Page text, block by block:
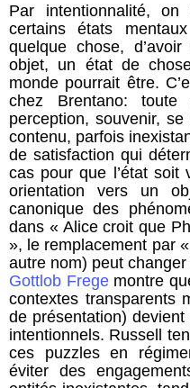
Par intentionnalité, on
certains états
quelque chose,
objet, un état de
monde pourrait être.
chez Brentano: toute
perception, souvenir,
contenu, parfois
de satisfaction qui
cas pour que l’état soit
orientation vers un
canonique des
dans « Alice croit que
», le remplacement par
autre nom) peut
Gottlob Fregemontre
contextes transparents
de présentation)
intentionnels. Russell
ces puzzles en
éviter des